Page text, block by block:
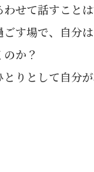
せて話すこと
す場で、自分
か？
りとして自分